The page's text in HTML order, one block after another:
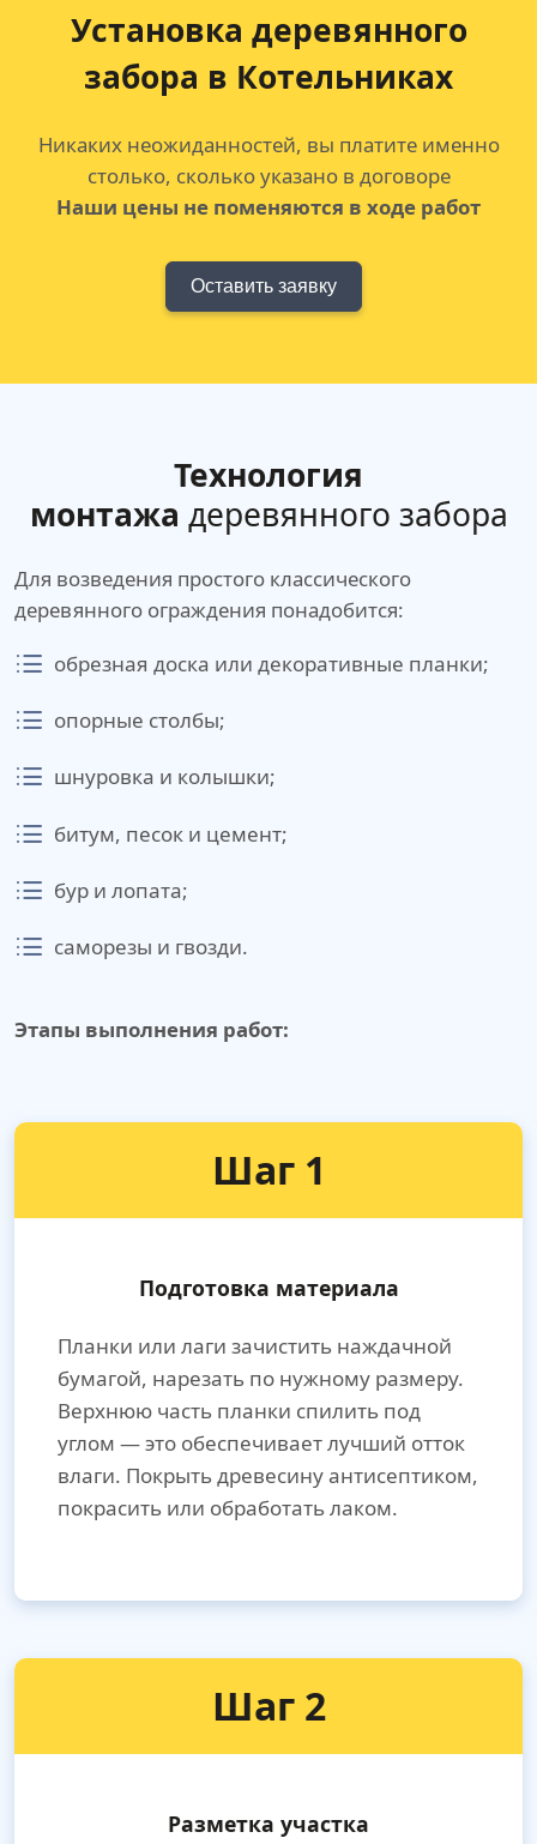
Установка деревянного
забора в Котельниках
Никаких неожиданностей, вы платите именно
столько, сколько указано в договоре
Наши цены не поменяются в ходе работ
Оставить заявку
Технология
монтажа деревянного забора
Для возведения простого классического
деревянного ограждения понадобится:
обрезная доска или декоративные планки;
опорные столбы;
шнуровка и колышки;
битум, песок и цемент;
бур и лопата;
саморезы и гвозди.
Этапы выполнения работ:
Шаг 1
Подготовка материала
Планки или лаги зачистить наждачной
бумагой, нарезать по нужному размеру.
Верхнюю часть планки спилить под
углом — это обеспечивает лучший отток
влаги. Покрыть древесину антисептиком,
покрасить или обработать лаком.
Шаг 2
Разметка участка